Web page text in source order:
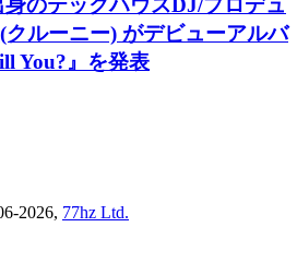
のテックハウスDJ/プロデュ
クルーニー) がデビューアルバ
You?』を発表
2026, 77hz Ltd.